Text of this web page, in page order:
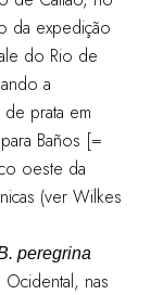
da expedição
do Rio de
a
prata em
Baños [=
oeste da
(ver Wilkes
peregrina
nas